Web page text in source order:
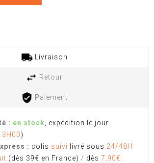
Livraison
Retour
Paiement
: en stock, expédition le jour
)
: colis suivi livré sous 24/48H
(dès 39€ en France) / dès 7,90€